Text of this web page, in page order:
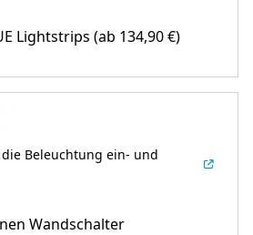
Lightstrips (ab 134,90 €)
Beleuchtung ein- und
Wandschalter